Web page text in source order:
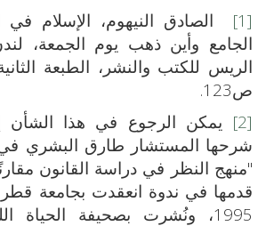
[1]
الصادق النيهوم، الإسلام
الجامع وأين ذهب يوم الجمعة،
ص123.
[2]
يمكن الرجوع في هذا الشأن
شرحها المستشار طارق البشري في
"منهج النظر في دراسة القانون
قدمها في ندوة انعقدت بجامعة
1995، ونُشرت بصحيفة الحياة